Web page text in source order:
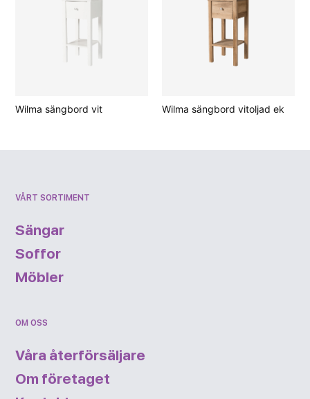
Wilma sängbord vit Wilma sängbord vitoljad ek
VÅRT SORTIMENT
Sängar
Soffor
Möbler
OM OSS
Våra återförsäljare
Om företaget